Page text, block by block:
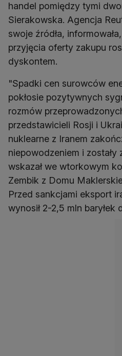
handel pomiędzy tymi
Sierakowska. Agencja
swoje źródła,
przyjęcia oferty zakupu
dyskontem.
"Spadki cen surowców
pokłosie pozytywnych
rozmów
przedstawicieli Rosji i
nuklearne z Iranem
niepowodzeniem i
wskazał we wtorkowym
Zembik z Domu
Przed sankcjami eksport
wynosił 2-2,5 mln baryłek